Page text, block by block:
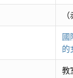
國
的
教